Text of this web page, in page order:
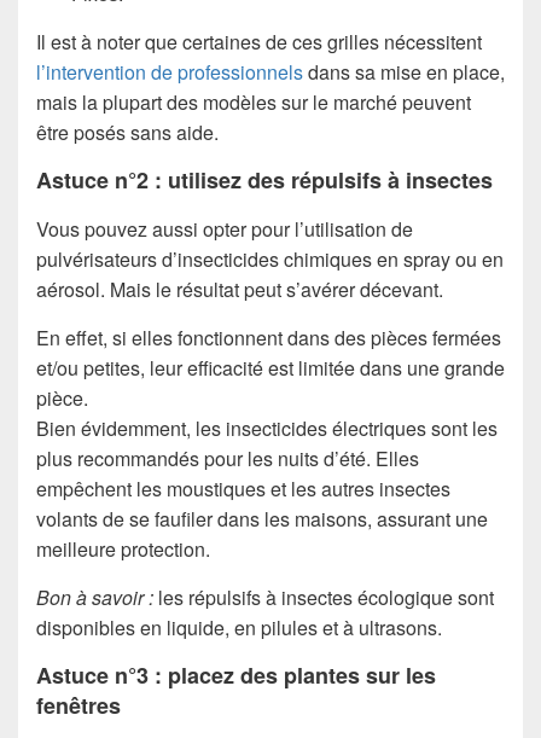
Il est à noter que certaines de ces grilles nécessitent
l’intervention de professionnelsdans sa mise en place,
mais la plupart des modèles sur le marché peuvent
être posés sans aide.
Astuce n°2 : utilisez des répulsifs à insectes
Vous pouvez aussi opter pour l’utilisation de
pulvérisateurs d’insecticides chimiques en spray ou en
aérosol. Mais le résultat peut s’avérer décevant.
En effet, si elles fonctionnent dans des pièces fermées
et/ou petites, leur efficacité est limitée dans une grande
pièce.
Bien évidemment, les insecticides électriques sont les
plus recommandés pour les nuits d’été. Elles
empêchent les moustiques et les autres insectes
volants de se faufiler dans les maisons, assurant une
meilleure protection.
Bon à savoir : les répulsifs à insectes écologique sont
disponibles en liquide, en pilules et à ultrasons.
Astuce n°3 : placez des plantes sur les
fenêtres